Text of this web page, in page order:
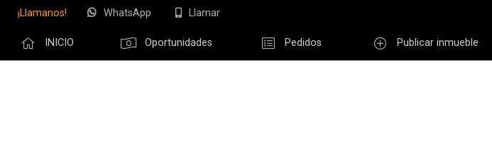
¡Llamanos! WhatsApp Llamar
Usuario
INICIO Oportunidades Pedidos Publicar inmueble